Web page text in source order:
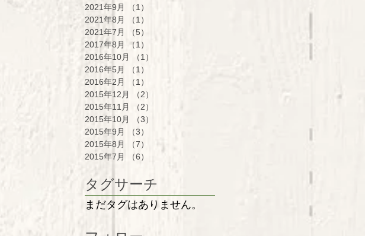
2021年9月
（1）
2021年8月
（1）
2021年7月
（5）
2017年8月
（1）
2016年10月
（1）
2016年5月
（1）
2016年2月
（1）
2015年12月
（2）
2015年11月
（2）
2015年10月
（3）
2015年9月
（3）
2015年8月
（7）
2015年7月
（6）
タグサーチ
まだタグはありません。